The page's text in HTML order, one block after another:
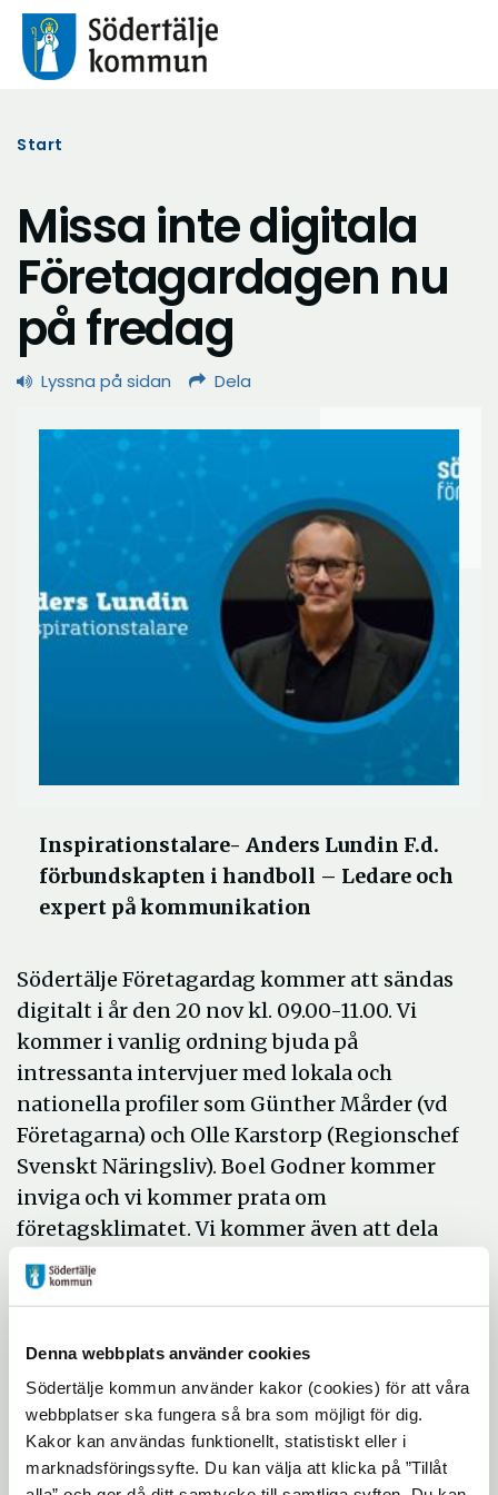
Denna webbplats använder cookies
Södertälje kommun använder kakor (cookies) för att våra
webbplatser ska fungera så bra som möjligt för dig.
Kakor kan användas funktionellt, statistiskt eller i
marknadsföringssyfte. Du kan välja att klicka på ”Tillåt
Start
Missa inte digitala
Företagardagen nu
på fredag
Lyssna på sidan Dela
Inspirationstalare- Anders Lundin F.d.
förbundskapten i handboll – Ledare och
expert på kommunikation
Södertälje Företagardag kommer att sändas
digitalt i år den 20 nov kl. 09.00-11.00. Vi
kommer i vanlig ordning bjuda på
intressanta intervjuer med lokala och
nationella profiler som Günther Mårder (vd
Företagarna) och Olle Karstorp (Regionschef
Svenskt Näringsliv). Boel Godner kommer
inviga och vi kommer prata om
företagsklimatet. Vi kommer även att dela
ut olika utmärkelser som bland annat Årets
företagare och LT:s kulturpris.
underhållande inspirationsföreläsning med
Anders Lundin.
Anders Lundin är idrottsledaren som
föreläser inspirerande om